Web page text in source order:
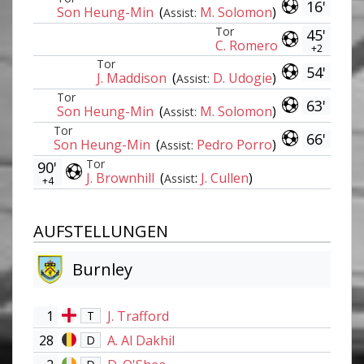
16'
Son Heung-Min (Assist: M. Solomon)
45'
+2
Tor
C. Romero
54'
Tor
J. Maddison (Assist: D. Udogie)
63'
Tor
Son Heung-Min (Assist: M. Solomon)
66'
Tor
Son Heung-Min (Assist: Pedro Porro)
Tor
J. Brownhill (Assist: J. Cullen)
90'
+4
AUFSTELLUNGEN
Burnley
1 T
J. Trafford
28
D
A. Al Dakhil